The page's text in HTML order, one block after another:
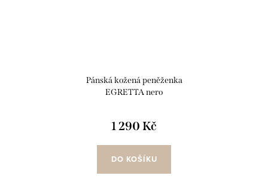
Pánská kožená peněženka
EGRETTA nero
1 290 Kč
DO KOŠÍKU